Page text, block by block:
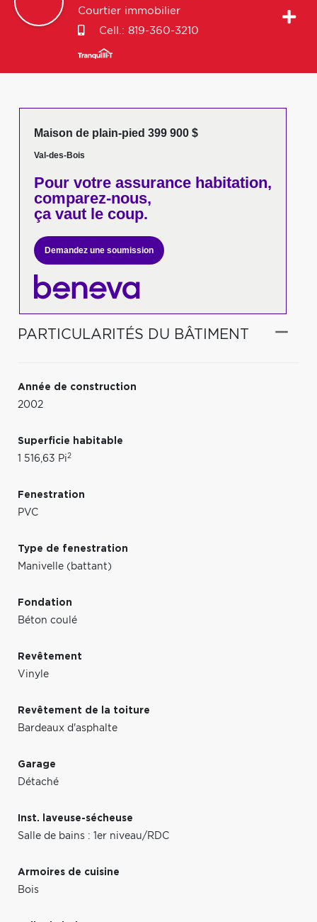
Courtier immobilier
Cell.: 819-360-3210
Maison de plain-pied 399 900 $
Val-des-Bois
Pour votreassurance habitation,
comparez-nous,
ça vaut le coup.
Demandez une soumission
PARTICULARITÉS DU BÂTIMENT
Année de construction
2002
Superficie habitable
1 516,63 Pi2
Fenestration
PVC
Type de fenestration
Manivelle (battant)
Fondation
Béton coulé
Revêtement
Vinyle
Revêtement de la toiture
Bardeaux d'asphalte
Garage
Détaché
Inst. laveuse-sécheuse
Salle de bains : 1er niveau/RDC
Armoires de cuisine
Bois